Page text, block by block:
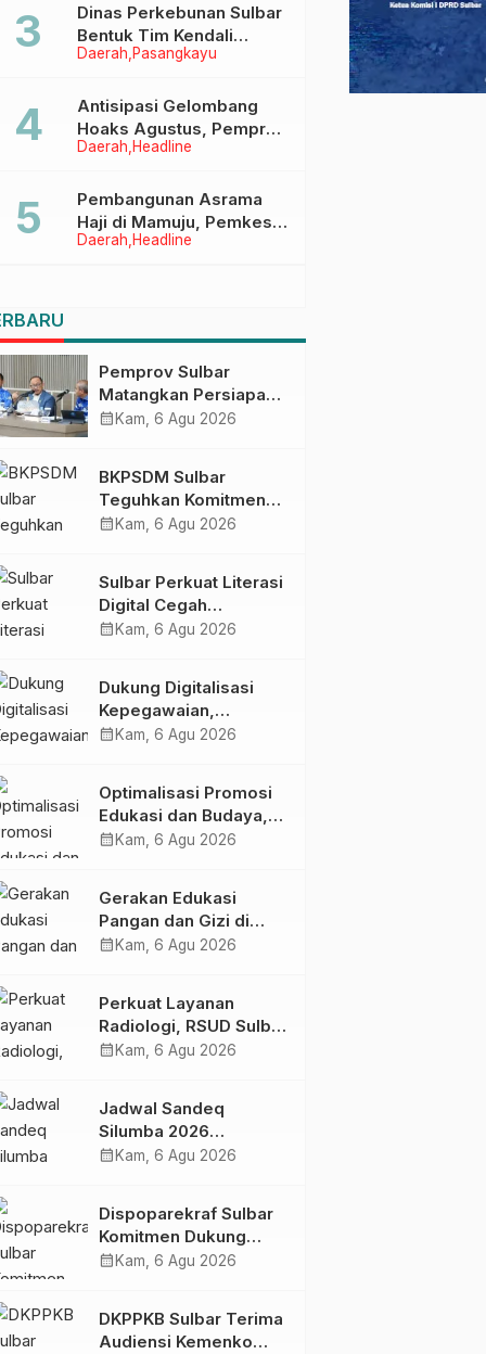
Daerah Pasangkayu
Dinas Perkebunan Sulbar
Bentuk Tim Kendali
Internal ICS untuk Dukung
di Pasangkayu
Daerah Headline
Antisipasi Gelombang
Hoaks Agustus, Pemprov
Sulbar Ajak Warga Jaga
Daerah Headline
Pembangunan Asrama
Haji di Mamuju, Pemkesra
dan Kementerian Haji
Pemprov Sulbar
Matangkan Persiapan
HUT Ke-81 RI, Puncak
calendar_month Kam, 6 Agu 2026
BKPSDM Sulbar
Teguhkan Komitmen
Pengembangan
Penandatanganan
Perjanjian Tugas
Belajar 2026
calendar_month Kam, 6 Agu 2026
Sulbar Perkuat Literasi
Digital Cegah
Kejahatan Love
calendar_month Kam, 6 Agu 2026
Dukung Digitalisasi
Kepegawaian,
DPMPTSP Sulbar Siap
calendar_month Kam, 6 Agu 2026
Optimalisasi Promosi
Edukasi dan Budaya,
Anjungan Provinsi
Bersama Sky World
TMII
calendar_month Kam, 6 Agu 2026
Gerakan Edukasi
Pangan dan Gizi di
Mamasa: Tingkatkan
dalam Pemenuhan Gizi
calendar_month Kam, 6 Agu 2026
Perkuat Layanan
Radiologi, RSUD Sulbar
Sambut Kembali dr. Iis
calendar_month Kam, 6 Agu 2026
Jadwal Sandeq
Silumba 2026
Disesuaikan,
Tetap Dimatangkan
calendar_month Kam, 6 Agu 2026
Dispoparekraf Sulbar
Komitmen Dukung
Penyusunan RAD
calendar_month Kam, 6 Agu 2026
DKPPKB Sulbar Terima
Audiensi Kemenko